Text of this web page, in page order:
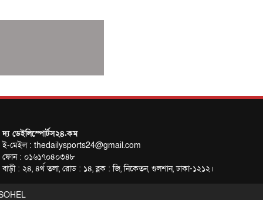
দ্য ডেইলিস্পোর্টস২৪.কম
ই-মেইল : thedailysports24@gmail.com
ফোন : ০১৬১৭০৪০৩৪৮
বাড়ী : ২৪, ৪র্থ তলা, রোড : ১৪, ব্লক : জি, নিকেতন, গুলশান, ঢাকা-১২১২।